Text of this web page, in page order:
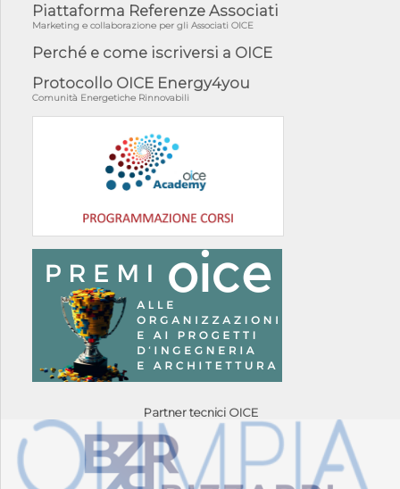
Piattaforma Referenze Associati
Marketing e collaborazione per gli Associati OICE
Perché e come iscriversi a OICE
Protocollo OICE Energy4you
Comunità Energetiche Rinnovabili
Partner tecnici OICE